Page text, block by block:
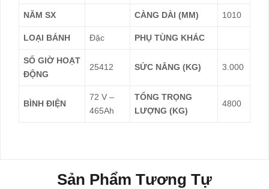
NĂM SX CÀNG DÀI (MM) 1010
LOẠI BÁNH Đặc PHỤ TÙNG KHÁC
SỐ GIỜ HOẠT
ĐỘNG
25412 SỨC NÂNG (KG) 3.000
BÌNH ĐIỆN
72 V –
465Ah
TỔNG TRỌNG
LƯỢNG (KG)
4800
Sản Phẩm Tương Tự